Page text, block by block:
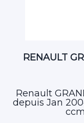
RENAULT
Renault
depuis Jan